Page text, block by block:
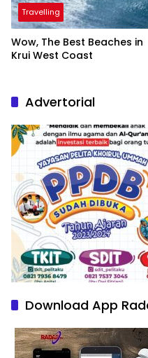
Travelling
Wow, The Best Beaches in
Krui West Coast
Advertorial
Download App